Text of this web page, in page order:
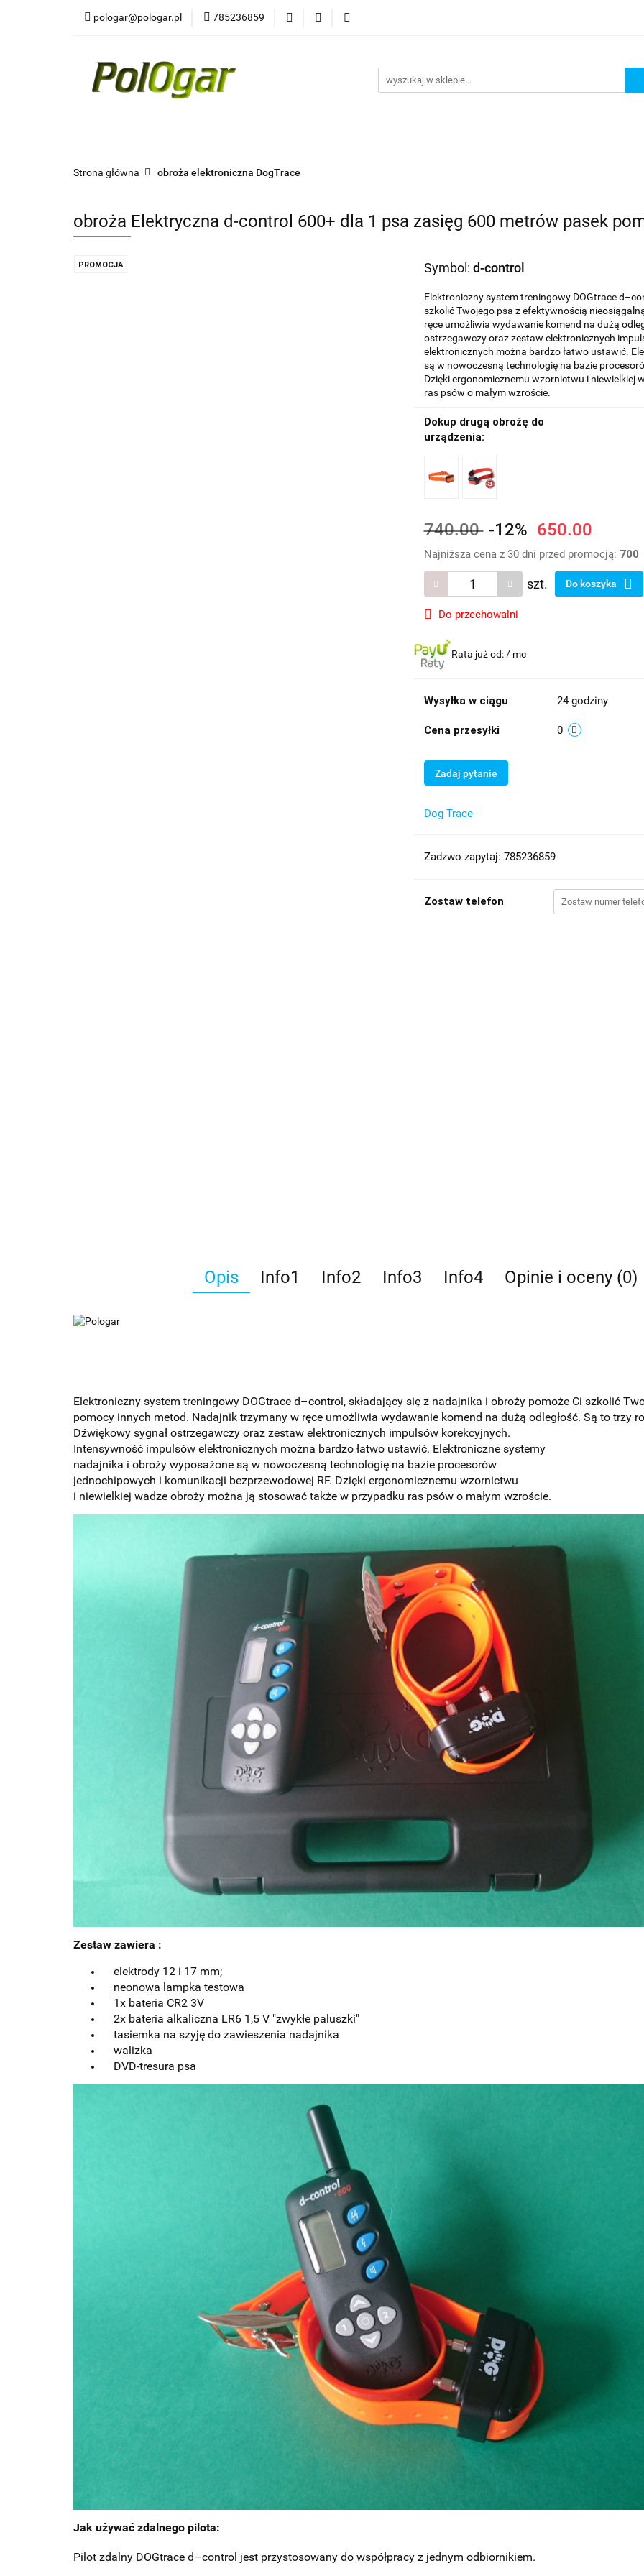
pologar@pologar.pl 785236859
Kategorie Podstrona
Strona główna obroża elektroniczna DogTrace
obroża Elektryczna d-control 600+ dla 1 psa zasięg 600 metrów pasek
PROMOCJA Symbol: d-control
Elektroniczny system treningowy DOGtrace
szkolić Twojego psa z efektywnością
ręce umożliwia wydawanie komend na dużą
ostrzegawczy oraz zestaw elektronicznych
elektronicznych można bardzo łatwo ustawić.
są w nowoczesną technologię na bazie
Dzięki ergonomicznemu wzornictwu i niewielkiej
ras psów o małym wzroście.
Dokup drugą obrożę do
urządzenia:
740.00 -12% 650.00
Najniższa cena z 30 dni przed promocją: 700
szt. Do koszyka
Do przechowalni
Rata już od: / mc
Wysyłka w ciągu 24 godziny
Cena przesyłki 0
Zadaj pytanie
Dog Trace
Zadzwo zapytaj: 785236859
Zostaw telefon
Opis Info1 Info2 Info3 Info4 Opinie i oceny (0)
Elektroniczny system treningowy DOGtrace d–control, składający się z nadajnika i obroży pomoże Ci szkolić
pomocy innych metod. Nadajnik trzymany w ręce umożliwia wydawanie komend na dużą odległość. Są to trzy
Dźwiękowy sygnał ostrzegawczy oraz zestaw elektronicznych impulsów korekcyjnych.
Intensywność impulsów elektronicznych można bardzo łatwo ustawić. Elektroniczne systemy
nadajnika i obroży wyposażone są w nowoczesną technologię na bazie procesorów
jednochipowych i komunikacji bezprzewodowej RF. Dzięki ergonomicznemu wzornictwu
i niewielkiej wadze obroży można ją stosować także w przypadku ras psów o małym wzroście.
Zestaw zawiera :
elektrody 12 i 17 mm;
neonowa lampka testowa
1x bateria CR2 3V
2x bateria alkaliczna LR6 1,5 V "zwykłe paluszki"
tasiemka na szyję do zawieszenia nadajnika
walizka
DVD-tresura psa
Jak używać zdalnego pilota:
Pilot zdalny DOGtrace d–control jest przystosowany do współpracy z jednym odbiornikiem.